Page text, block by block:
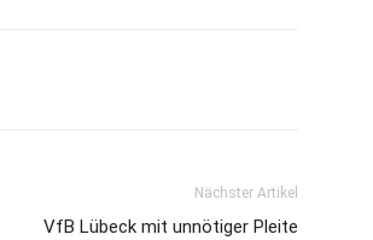
Nächster Artikel
VfB Lübeck mit unnötiger Pleite